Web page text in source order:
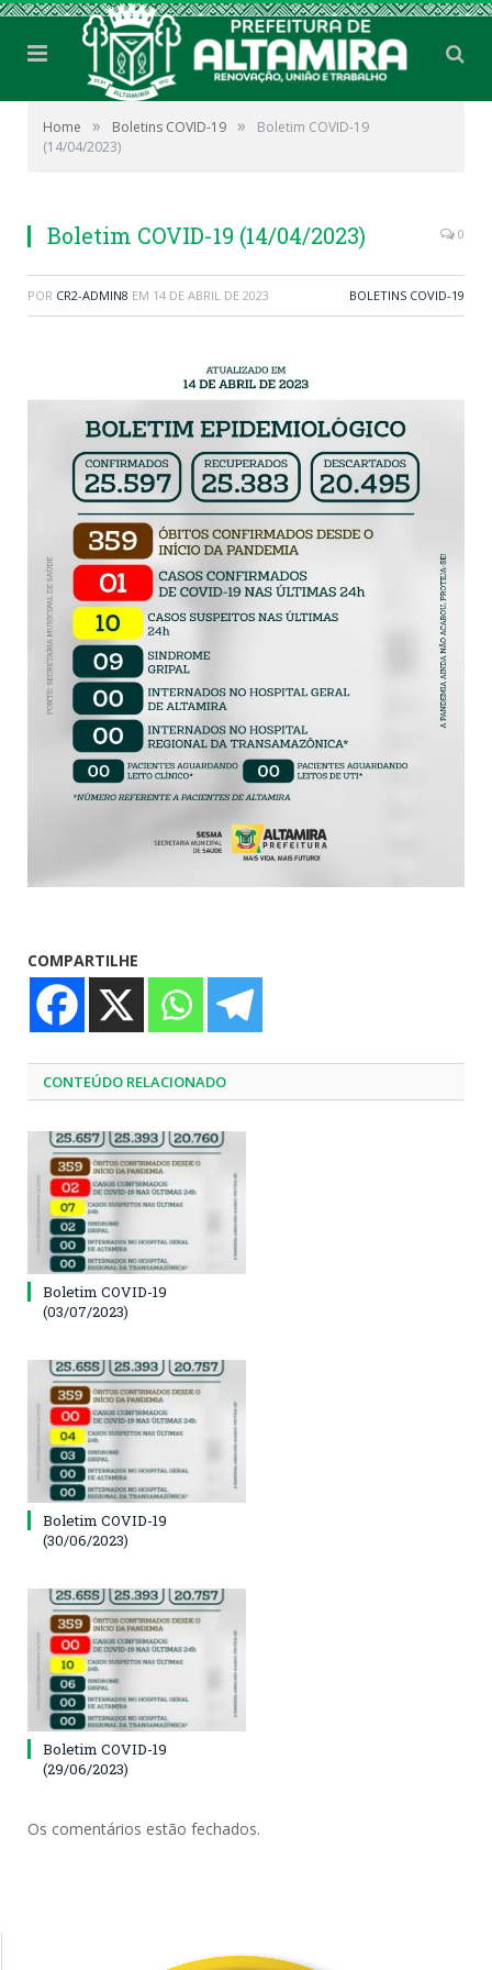
Home » Boletins COVID-19 »
Boletim COVID-19
(14/04/2023)
Boletim COVID-19 (14/04/2023) 0
POR CR2-ADMIN8 EM 14 DE ABRIL DE 2023 BOLETINS COVID-19
COMPARTILHE
CONTEÚDO RELACIONADO
Boletim COVID-19
(03/07/2023)
Boletim COVID-19
(30/06/2023)
Boletim COVID-19
(29/06/2023)
Os comentários estão fechados.